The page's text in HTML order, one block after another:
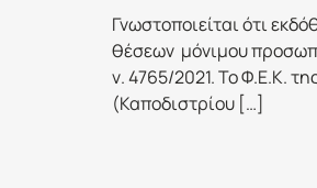
Γνωστοποιείται ότι
θέσεων μόνιμου
ν. 4765/2021. Το Φ.Ε.Κ.
(Καποδιστρίου […]